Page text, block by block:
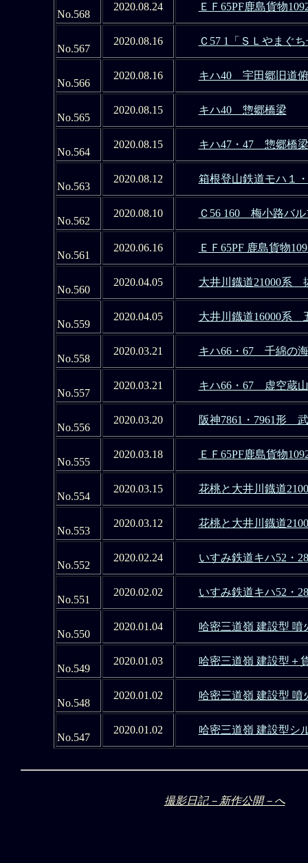
No.568
2020.08.24 ＥＦ65PF鹿島貨物
No.567
2020.08.16 Ｃ57 1「ＳＬやまぐ
No.566
2020.08.16 キハ40 宇田郷旧道
No.565
2020.08.15 キハ40 惣郷橋梁
No.564
2020.08.15 キハ47・47 惣郷橋
No.563
2020.08.12 箱根登山鉄道モハ１
No.562
2020.08.10 Ｃ56 160 梅小路バル
No.561
2020.06.16 ＥＦ65PF 鹿島貨物
No.560
2020.04.05 大井川鐡道21000系
No.559
2020.04.05 大井川鐡道16000系
No.558
2020.03.21 キハ66・67 千綿の
No.557
2020.03.21 キハ66・67 虚空蔵
No.556
2020.03.20 阪神7861・7961形
No.555
2020.03.18 ＥＦ65PF鹿島貨物
No.554
2020.03.15 花桃と大井川鐡道
No.553
2020.03.12 花桃と大井川鐡道
No.552
2020.02.24 いすみ鉄道キハ52・
No.551
2020.02.02 いすみ鉄道キハ52・
No.550
2020.01.04 哈密三道嶺 建設型
No.549
2020.01.03 哈密三道嶺 建設型
No.548
2020.01.02 哈密三道嶺 建設型
No.547
2020.01.02 哈密三道嶺 建設型
撮影日記－新作公開－へ